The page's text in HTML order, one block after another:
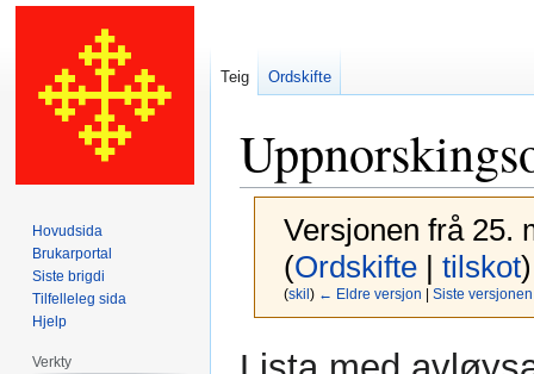
Versjonen frå 25.
(Ordskifte| tilskot)
(skil ) ← Eldre versjon Siste versjonen
Hopp
Hopp
Teig Ordskifte
Hovudsida
Brukarportal
Siste brigdi
Tilfelleleg sida
Hjelp
Verkty